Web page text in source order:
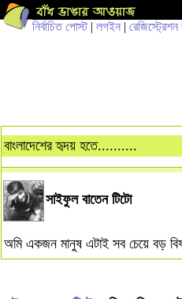
নির্বাচিত পোস্ট| লগইন |
বাংলাদেশের হৃদয় হতে..........
সাইফুল বাতেন টিটো
অমি একজন মানুষ এটাই সব চেয়ে বড়